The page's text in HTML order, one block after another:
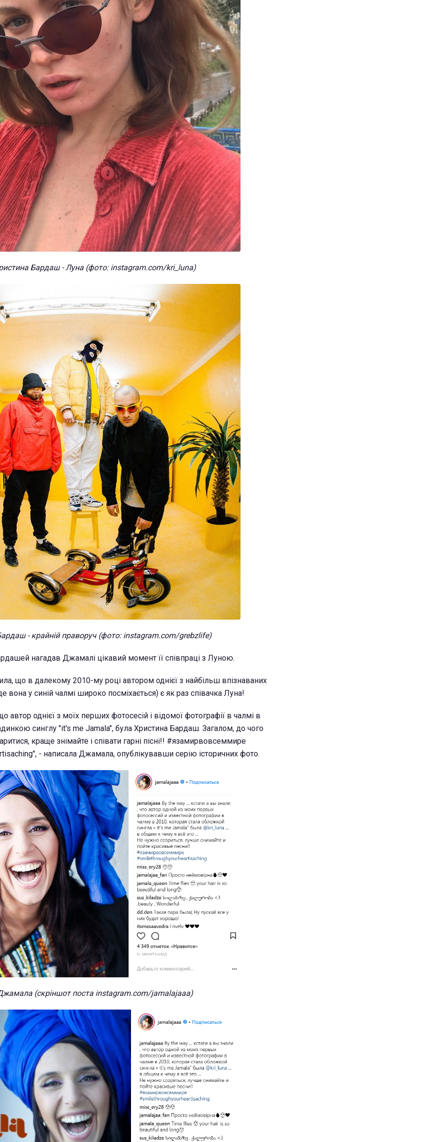
Бардаш - Луна (фото: instagram.com/kri_luna)
- крайній праворуч (фото: instagram.com/grebzlife)
нагадав Джамалі цікавий момент її співпраці з Луною.
що в далекому 2010-му році автором однієї з найбільш впізнаваних
вона у синій чалмі широко посміхається) є як раз співачка Луна!
автор однієї з моїх перших фотосесій і відомої фотографії в чалмі в
синглу "it's me Jamala", була Христина Бардаш. Загалом, до чого
краще знімайте і співати гарні пісні!! #язамирвовсеммире
- написала Джамала, опублікувавши серію історичних фото.
(скріншот поста instagram.com/jamalajaaa)